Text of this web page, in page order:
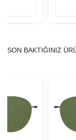
SON BAKTIĞINIZ